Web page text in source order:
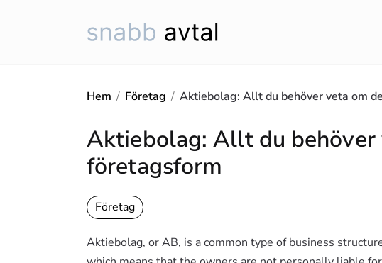
Hem / Företag / Aktiebolag: Allt du behöver veta om
Aktiebolag: Allt du behöver
företagsform
Företag
Aktiebolag, or AB, is a common type of business